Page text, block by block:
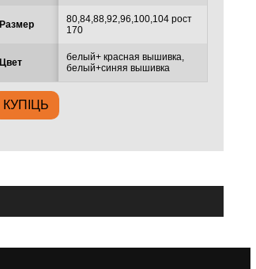
Размер
80,84,88,92,96,100,104 рост
170
Цвет
белый+ красная вышивка,
белый+синяя вышивка